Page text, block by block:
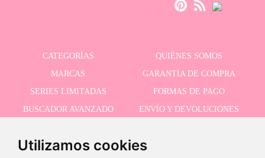
Utilizamos cookies
CATEGORÍAS
QUIÉNES SOMOS
MARCAS
GARANTÍA DE COMPRA
SERIES LIMITADAS
FORMAS DE PAGO
BUSCADOR AVANZADO
ENVÍO Y DEVOLUCIONES